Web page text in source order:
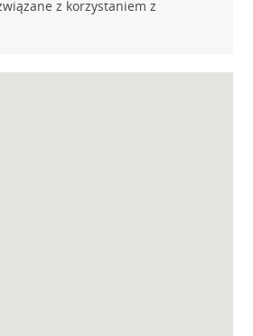
z korzystaniem z